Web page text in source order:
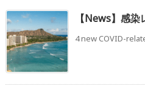
【News】感
4 new COVID-